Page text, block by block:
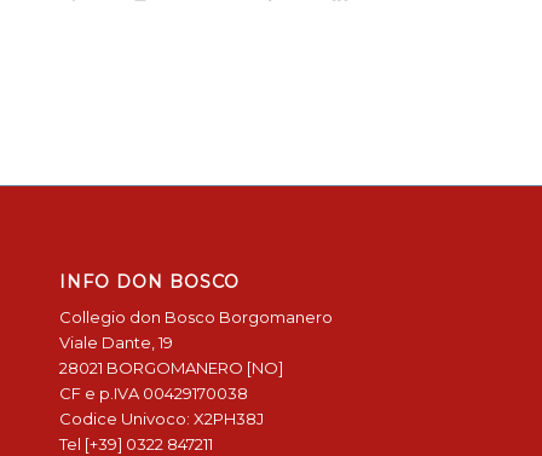
INFO DON BOSCO
Collegio don Bosco Borgomanero
Viale Dante, 19
28021 BORGOMANERO [NO]
CF e p.IVA 00429170038
Codice Univoco: X2PH38J
Tel [+39] 0322 847211